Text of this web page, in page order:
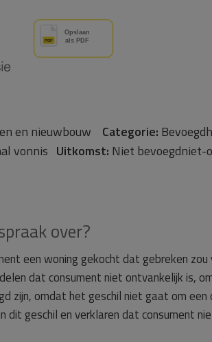
en nieuwbouw Categorie:
vonnis Uitkomst: Niet
over?
een woning gekocht dat gebreken
dat consument niet ontvankelijk is,
zijn, omdat het geschil niet gaat om
dit geschil en verklaren dat consument